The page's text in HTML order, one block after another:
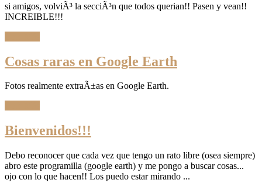
si amigos, volviÃ³ la secciÃ³n que todos querian!! Pasen y vean!!
INCREIBLE!!!
Cosas raras en Google Earth
Fotos realmente extraÃ±as en Google Earth.
Bienvenidos!!!
Debo reconocer que cada vez que tengo un rato libre (osea siempre)
abro este programilla (google earth) y me pongo a buscar cosas...
ojo con lo que hacen!! Los puedo estar mirando ...